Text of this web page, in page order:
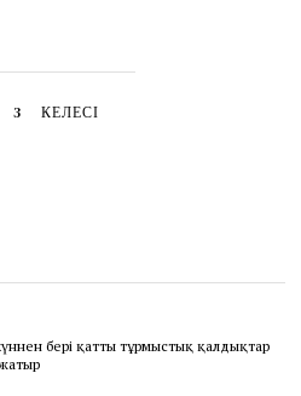
3 КЕЛЕСІ
бері қатты тұрмыстық қалдықтар